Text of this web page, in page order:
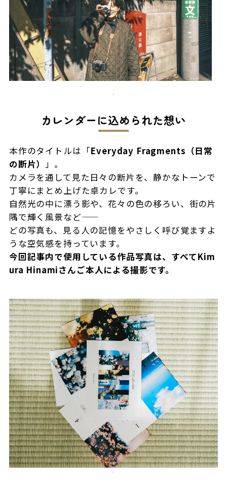
カレンダーに込められた想い
本作のタイトルは「Everyday Fragments（日常
の断片） 」。
カメラを通して見た日々の断片を、静かなトーンで
丁寧にまとめ上げた卓カレです。
自然光の中に漂う影や、花々の色の移ろい、街の片
隅で輝く風景など——
どの写真も、見る人の記憶をやさしく呼び覚ますよ
うな空気感を持っています。
今回記事内で使用している作品写真は、すべてKim
ura Hinamiさんご本人による撮影です。